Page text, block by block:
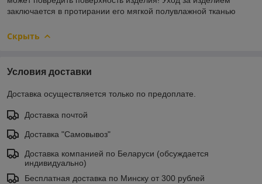
заключается в протирании его мягкой полувлажной тканью
Скрыть
Условия доставки
Доставка осуществляется только по предоплате.
Доставка почтой
Доставка "Самовывоз"
Доставка компанией по Беларуси (обсуждается
индивидуально)
Бесплатная доставка по Минску от 300 рублей